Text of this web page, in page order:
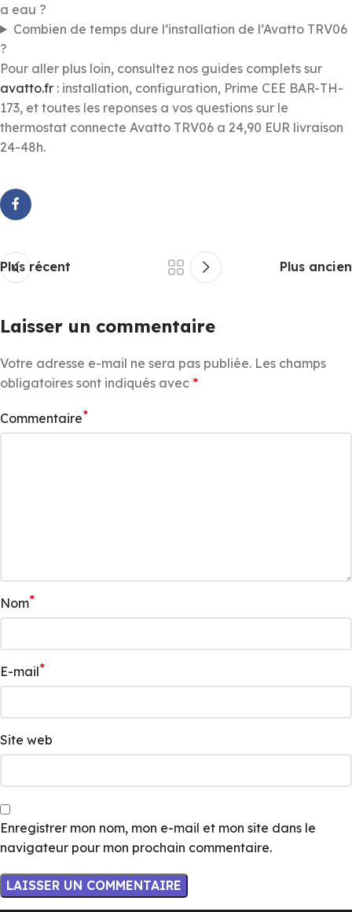
a eau ?
Combien de temps dure l’installation de l’Avatto TRV06
?
Pour aller plus loin, consultez nos guides complets sur
avatto.fr : installation, configuration, Prime CEE BAR-TH-
173, et toutes les reponses a vos questions sur le
thermostat connecte Avatto TRV06 a 24,90 EUR livraison
24-48h.
Plus récent Plus ancien
Laisser un commentaire
Votre adresse e-mail ne sera pas publiée. Les champs
obligatoires sont indiqués avec *
Commentaire*
Nom*
E-mail*
Site web
Enregistrer mon nom, mon e-mail et mon site dans le
navigateur pour mon prochain commentaire.